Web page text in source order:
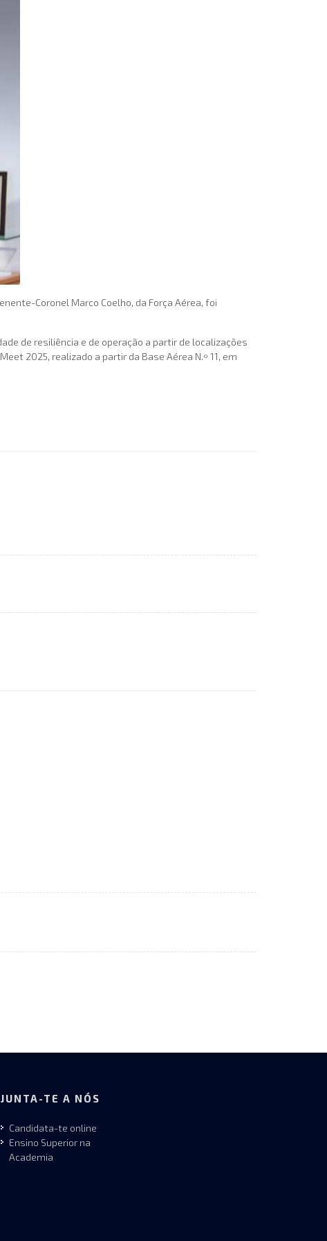
Coronel Marco Coelho, da Força Aérea, foi
de resiliência e de operação a partir de localizações
2025, realizado a partir da Base Aérea N.º 11, em
JUNTA-TE A NÓS
Candidata-te online
Ensino Superior na
Academia